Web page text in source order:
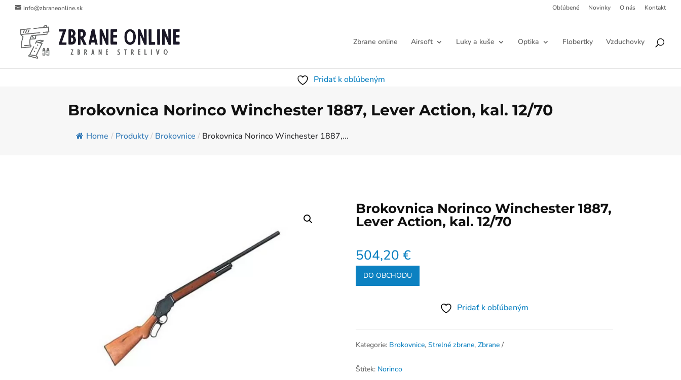
info@zbraneonline.sk Obľúbené Novinky O nás Kontakt
Zbrane online Airsoft Luky a kuše Optika Flobertky Vzduchovky
Pridať k obľúbeným
Brokovnica Norinco Winchester 1887, Lever Action, kal. 12/70
Home / Produkty / Brokovnice / Brokovnica Norinco Winchester 1887,...
Brokovnica Norinco Winchester 1887,
Lever Action, kal. 12/70
504,20 €
DO OBCHODU
Pridať k obľúbeným
Kategorie: Brokovnice, Strelné zbrane, Zbrane
Štítek: Norinco